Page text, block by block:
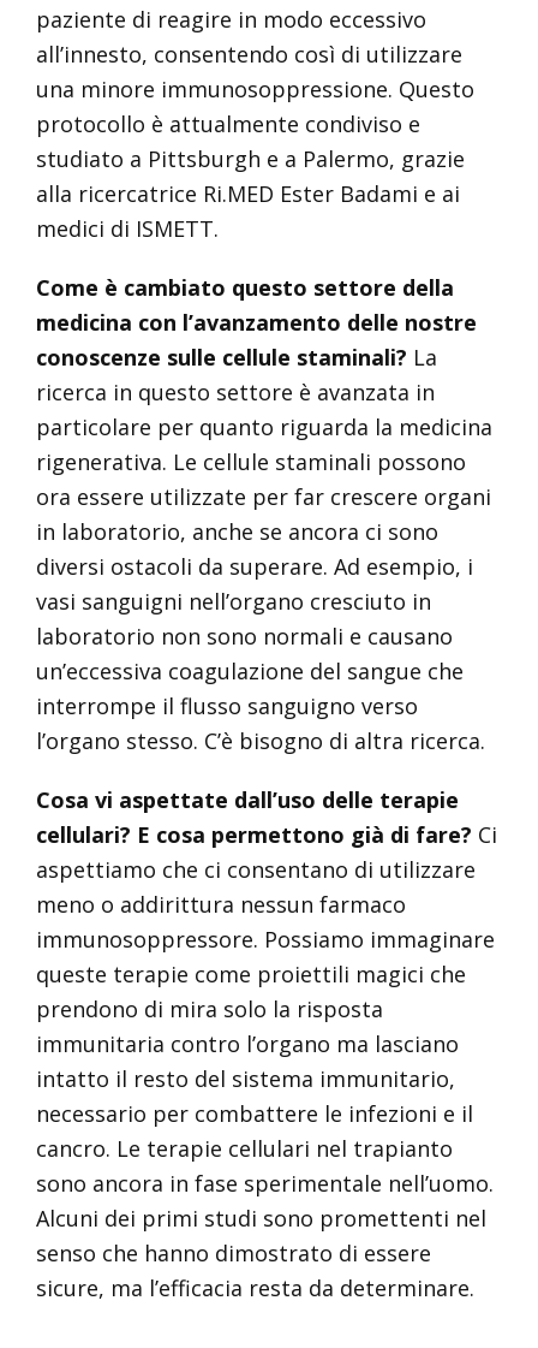
paziente di reagire in modo eccessivo
all’innesto, consentendo così di utilizzare
una minore immunosoppressione. Questo
protocollo è attualmente condiviso e
studiato a Pittsburgh e a Palermo, grazie
alla ricercatrice Ri.MED Ester Badami e ai
medici di ISMETT.
Come è cambiato questo settore della
medicina con l’avanzamento delle nostre
conoscenze sulle cellule staminali? La
ricerca in questo settore è avanzata in
particolare per quanto riguarda la medicina
rigenerativa. Le cellule staminali possono
ora essere utilizzate per far crescere organi
in laboratorio, anche se ancora ci sono
diversi ostacoli da superare. Ad esempio, i
vasi sanguigni nell’organo cresciuto in
laboratorio non sono normali e causano
un’eccessiva coagulazione del sangue che
interrompe il flusso sanguigno verso
l’organo stesso. C’è bisogno di altra ricerca.
Cosa vi aspettate dall’uso delle terapie
cellulari? E cosa permettono già di fare? Ci
aspettiamo che ci consentano di utilizzare
meno o addirittura nessun farmaco
immunosoppressore. Possiamo immaginare
queste terapie come proiettili magici che
prendono di mira solo la risposta
immunitaria contro l’organo ma lasciano
intatto il resto del sistema immunitario,
necessario per combattere le infezioni e il
cancro. Le terapie cellulari nel trapianto
sono ancora in fase sperimentale nell’uomo.
Alcuni dei primi studi sono promettenti nel
senso che hanno dimostrato di essere
sicure, ma l’efficacia resta da determinare.